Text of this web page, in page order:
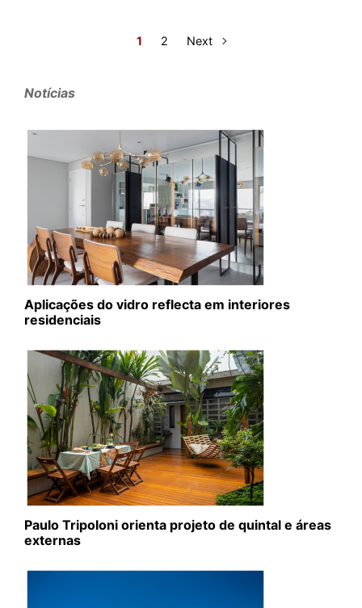
1 2 Next
Notícias
Aplicações do vidro reflecta em interiores
residenciais
Paulo Tripoloni orienta projeto de quintal e áreas
externas